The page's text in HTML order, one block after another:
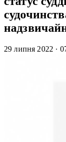
29 липня 2022 ·